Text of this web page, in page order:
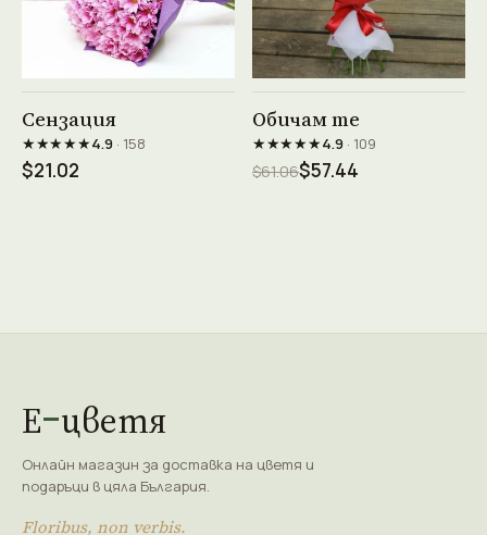
Сензация
★★★★★4.9· 158
$21.02
Обичам те
★★★★★4.9· 109
$61.06$57.44
Е цветя
Онлайн магазин за доставка на цветя и
подаръци в цяла България.
Floribus, non verbis.